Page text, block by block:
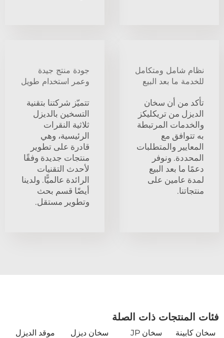
نظام شامل ومتكامل
للخدمة ما بعد البيع
تأكد من أن سخان
الديزل من تريكليكز
والخدمات المرتبطة
به تتوافق مع
المعايير والمتطلبات
المحددة. ونوفر
دعمًا ما بعد البيع
لمدة عامين على
منتجاتنا.
جودة منتج جيدة
وعمر استخدام طويل
تتميّز شركتنا بتقنية
التسخين بالديزل
ثلاثية النقرات
الرئيسية، وهي
قادرة على تطوير
منتجات جديدة وفقًا
لأحدث التقنيات
الرائدة عالميًّا. ولدينا
أيضًا قسم بحث
وتطوير مستقل.
فئات المنتجات ذات الصلة
سخان كابينة
سخان JP
سخان ديزل
موقد الديزل